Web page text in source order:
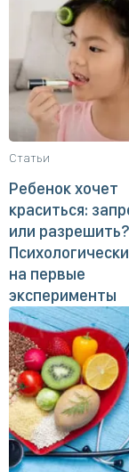
Статьи
Ребенок хочет
краситься:
или разрешить?
на первые
эксперименты